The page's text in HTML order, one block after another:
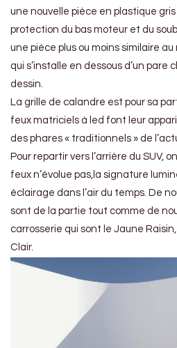
une nouvelle pièce en plastique
protection du bas moteur et du
une pièce plus ou moins similaire
qui s’installe en dessous d’un pare
dessin.
La grille de calandre est pour sa
feux matriciels à led font leur
des phares « traditionnels » de
Pour repartir vers l’arrière du SUV,
feux n’évolue pas,la signature
éclairage dans l’air du temps. De
sont de la partie tout comme de
carrosserie qui sont le Jaune
Clair.